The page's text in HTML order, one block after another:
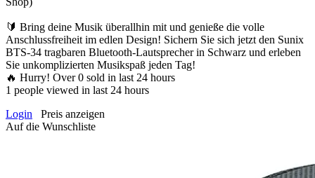
🔰 Bring deine Musik überallhin mit und genieße die volle
Anschlussfreiheit im edlen Design! Sichern Sie sich jetzt den Sunix
BTS-34 tragbaren Bluetooth-Lautsprecher in Schwarz und erleben
Sie unkomplizierten Musikspaß jeden Tag!
🔥 Hurry! Over0 sold in last 24 hours
1 people viewed in last 24 hours
Login
Preis anzeigen
Auf die Wunschliste